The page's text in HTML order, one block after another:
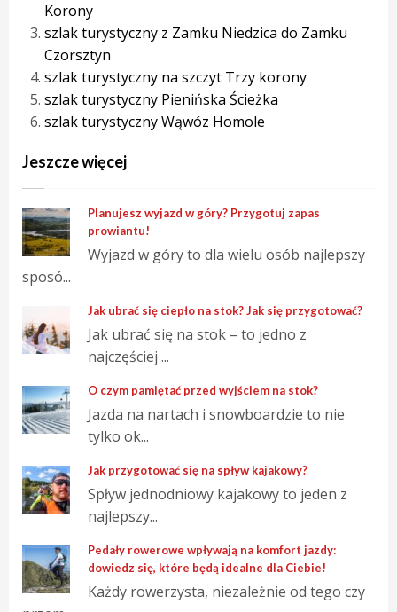
Korony
szlak turystyczny z Zamku Niedzica do Zamku
Czorsztyn
szlak turystyczny na szczyt Trzy korony
szlak turystyczny Pienińska Ścieżka
szlak turystyczny Wąwóz Homole
Jeszcze więcej
Planujesz wyjazd w góry? Przygotuj zapas
prowiantu!
Wyjazd w góry to dla wielu osób najlepszy
sposó...
Jak ubrać się ciepło na stok? Jak się przygotować?
Jak ubrać się na stok – to jedno z
najczęściej ...
O czym pamiętać przed wyjściem na stok?
Jazda na nartach i snowboardzie to nie
tylko ok...
Jak przygotować się na spływ kajakowy?
Spływ jednodniowy kajakowy to jeden z
najlepszy...
Pedały rowerowe wpływają na komfort jazdy:
dowiedz się, które będą idealne dla Ciebie!
Każdy rowerzysta, niezależnie od tego czy